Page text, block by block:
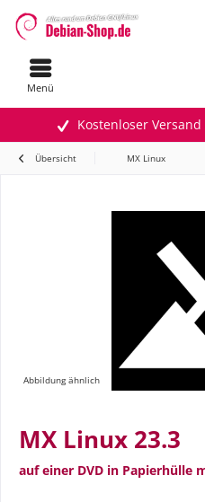
Kostenloser
Menü
Übersicht MX Linux
Abbildung ähnlich
MX Linux 23.3
auf einer DVD in Papierhülle